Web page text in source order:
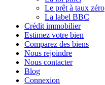
Le prêt à taux zéro
La label BBC
Crédit immobilier
Estimez votre bien
Comparez des biens
Nous rejoindre
Nous contacter
Blog
Connexion